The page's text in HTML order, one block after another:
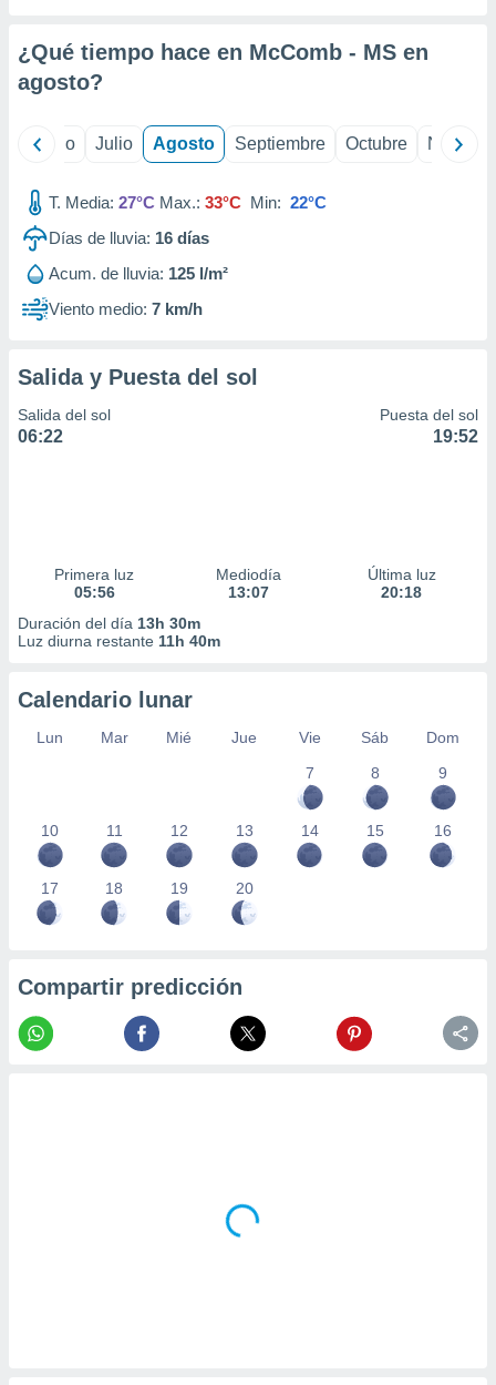
e
mediante
publicidad
publicidad
de
1199
¿Qué tiempo hace en McComb - MS en
agosto?
Junio Julio Agosto Septiembre Octubre
T. Media: 27°C Max.: 33°C Min: 22°C
Días de lluvia: 16 días
Acum. de lluvia: 125 l/m²
Viento medio: 7 km/h
Salida y Puesta del sol
Salida del sol
06:22
Puesta del sol
19:52
Primera luz
05:56
Mediodía
13:07
Última luz
20:18
Duración del día 13h 30m
Luz diurna restante 11h 40m
Calendario lunar
Lun Mar Mié Jue Vie Sáb
Dom
7
8 9
10 11 12 13 14 15 16
17 18 19 20
Compartir predicción